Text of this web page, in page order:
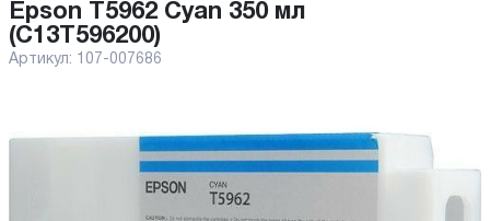
Epson T5962 Cyan 350 мл
(C13T596200)
Артикул: 107-007686